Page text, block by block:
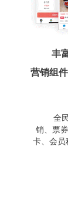
丰
营销组
全
销、票
卡、会员